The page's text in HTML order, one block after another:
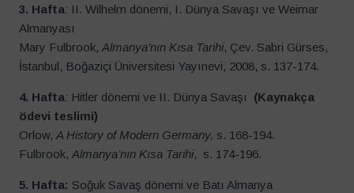
3. Hafta: II. Wilhelm dönemi, I. Dünya Savaşı ve Weimar
Almanyası
Mary Fulbrook, Almanya’nın Kısa Tarihi, Çev. Sabri Gürses,
İstanbul, Boğaziçi Üniversitesi Yayınevi, 2008, s. 137-174.
4. Hafta: Hitler dönemi ve II. Dünya Savaşı (Kaynakça
ödevi teslimi)
Orlow, A History of Modern Germany, s. 168-194.
Fulbrook, Almanya’nın Kısa Tarihi, s. 174-196.
5. Hafta: Soğuk Savaş dönemi ve Batı Almanya